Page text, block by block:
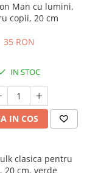
Man cu lumini,
copii, 20 cm
35 RON
IN STOC
IN COS
clasica pentru
20 cm, verde